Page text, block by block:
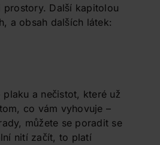
Další kapitolou
a obsah dalších látek:
a nečistot, které už
co vám vyhovuje –
můžete se poradit se
nití začít, to platí